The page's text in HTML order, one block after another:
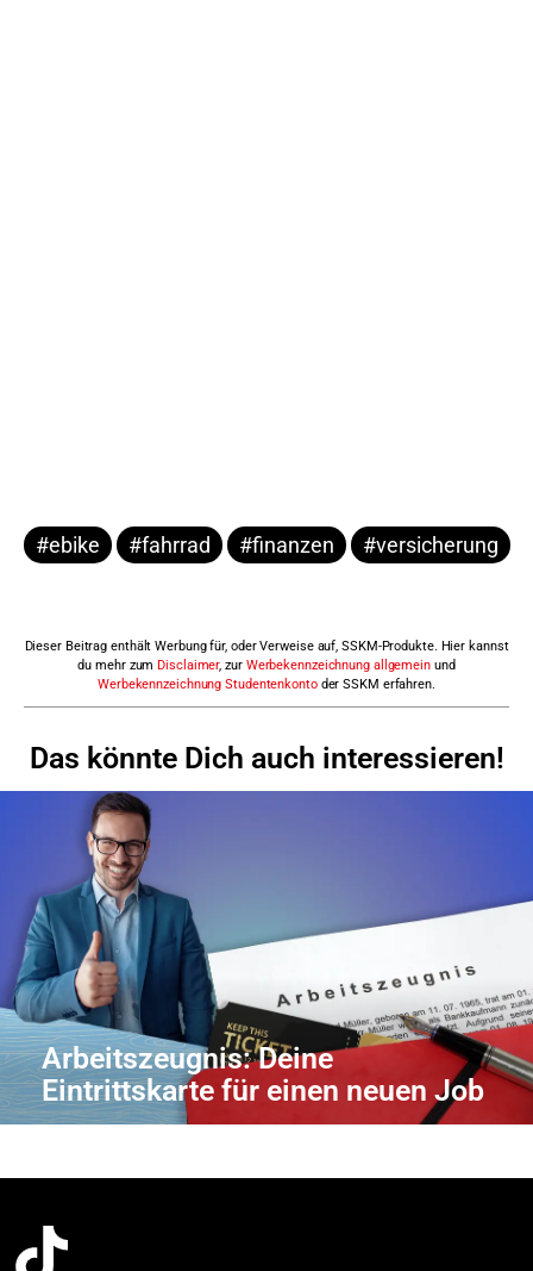
#ebike #fahrrad #finanzen #versicherung
Dieser Beitrag enthält Werbung für, oder Verweise auf, SSKM-Produkte. Hier kannst
du mehr zumDisclaimer, zur Werbekennzeichnung allgemeinund
Werbekennzeichnung Studentenkontoder SSKM erfahren.
Das könnte Dich auch interessieren!
Arbeitszeugnis: Deine
Eintrittskarte für einen neuen Job